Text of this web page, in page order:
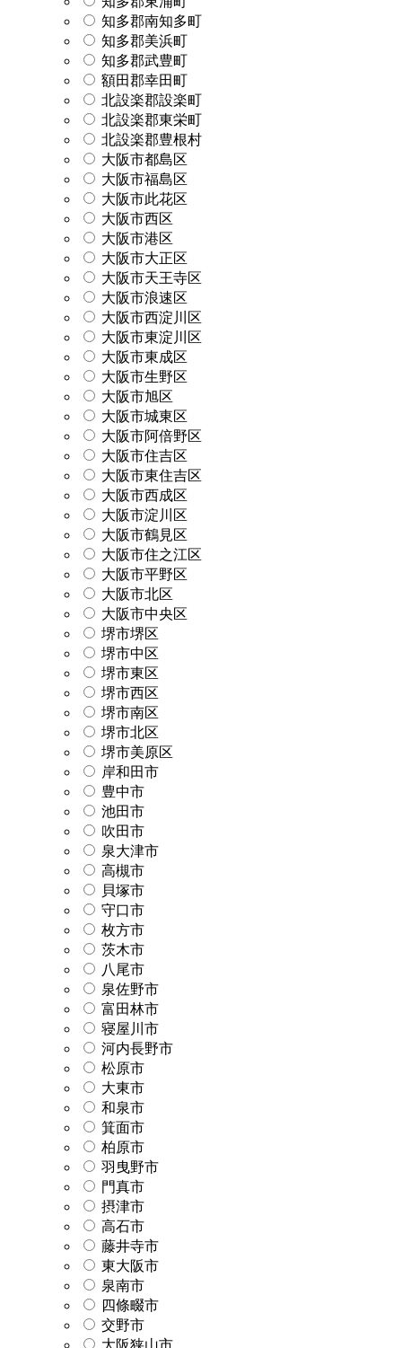
知多郡南知多町
知多郡美浜町
知多郡武豊町
額田郡幸田町
北設楽郡設楽町
北設楽郡東栄町
北設楽郡豊根村
大阪市都島区
大阪市福島区
大阪市此花区
大阪市西区
大阪市港区
大阪市大正区
大阪市天王寺区
大阪市浪速区
大阪市西淀川区
大阪市東淀川区
大阪市東成区
大阪市生野区
大阪市旭区
大阪市城東区
大阪市阿倍野区
大阪市住吉区
大阪市東住吉区
大阪市西成区
大阪市淀川区
大阪市鶴見区
大阪市住之江区
大阪市平野区
大阪市北区
大阪市中央区
堺市堺区
堺市中区
堺市東区
堺市西区
堺市南区
堺市北区
堺市美原区
岸和田市
豊中市
池田市
吹田市
泉大津市
高槻市
貝塚市
守口市
枚方市
茨木市
八尾市
泉佐野市
富田林市
寝屋川市
河内長野市
松原市
大東市
和泉市
箕面市
柏原市
羽曳野市
門真市
摂津市
高石市
藤井寺市
東大阪市
泉南市
四條畷市
交野市
大阪狭山市